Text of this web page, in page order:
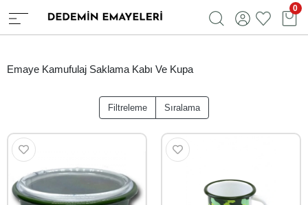
0
Emaye Kamufulaj Saklama Kabı Ve Kupa
Filtreleme Sıralama